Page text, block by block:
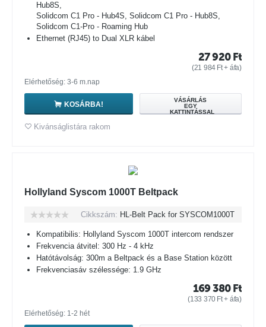
Hub8S,
Solidcom C1 Pro - Hub4S, Solidcom C1 Pro - Hub8S,
Solidcom C1-Pro - Roaming Hub
Ethernet (RJ45) to Dual XLR kábel
27 920 Ft
(21 984 Ft+ áfa)
Elérhetőség: 3-6 m.nap
KOSÁRBA!
VÁSÁRLÁS
EGY
KATTINTÁSSAL
Kivánságlistára rakom
Hollyland Syscom 1000T Beltpack
Cikkszám: HL-Belt Pack for SYSCOM1000T
Kompatibilis: Hollyland Syscom 1000T intercom rendszer
Frekvencia átvitel: 300 Hz - 4 kHz
Hatótávolság: 300m a Beltpack és a Base Station között
Frekvenciasáv szélessége: 1.9 GHz
169 380 Ft
(133 370 Ft+ áfa)
Elérhetőség: 1-2 hét